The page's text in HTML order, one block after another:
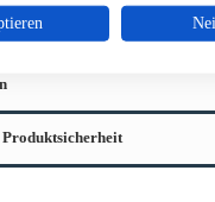
Visgö Rückwandstein oben
Mehr